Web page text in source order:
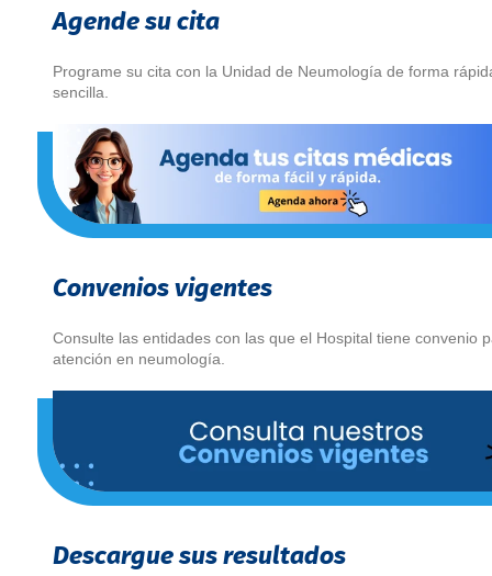
Agende su cita
Programe su cita con la Unidad de Neumología de forma
sencilla.
Convenios vigentes
Consulte las entidades con las que el Hospital tiene convenio
atención en neumología.
Descargue sus resultados